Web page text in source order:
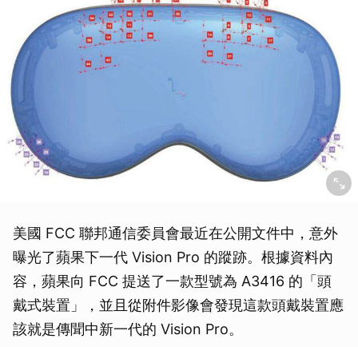
美國 FCC 聯邦通信委員會最近在公開文件中，意外
曝光了蘋果下一代 Vision Pro 的蹤跡。根據資料內
容，蘋果向 FCC 提送了一款型號為 A3416 的「頭
戴式裝置」，並且從附件影像會發現這款頭戴裝置應
該就是傳聞中新一代的 Vision Pro。